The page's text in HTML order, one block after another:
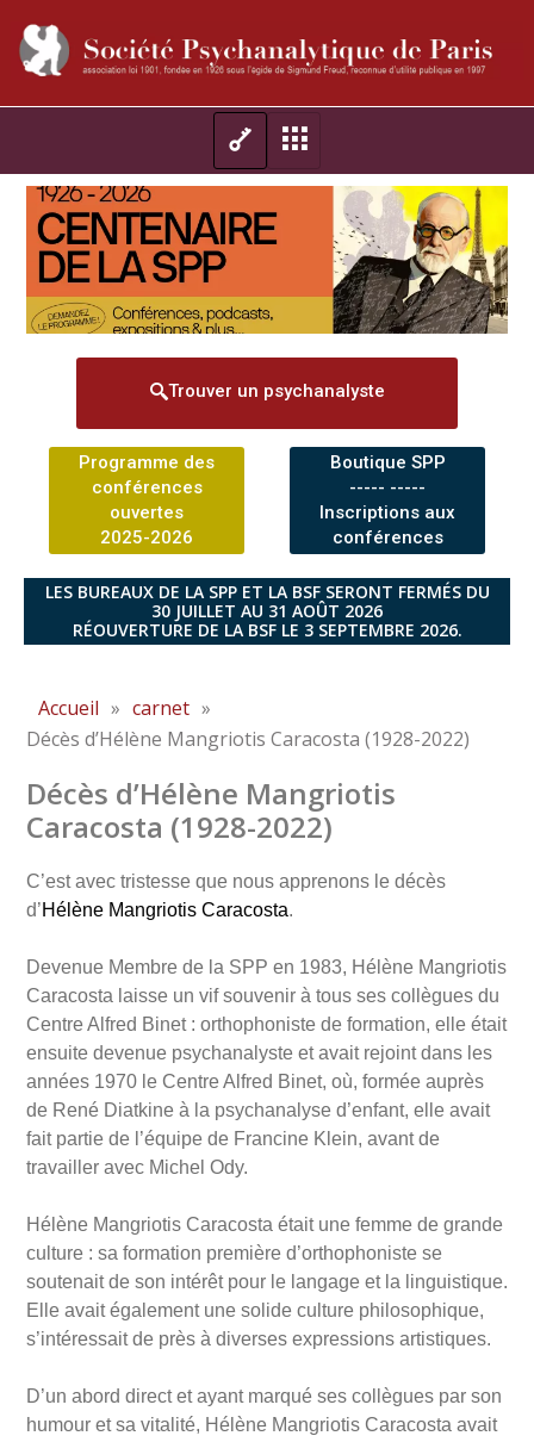
Trouver un psychanalyste
Programme des
conférences
ouvertes
2025-2026
Boutique SPP
----- -----
Inscriptions aux
conférences
LES BUREAUX DE LA SPP ET LA BSF SERONT FERMÉS DU
30 JUILLET AU 31 AOÛT 2026
RÉOUVERTURE DE LA BSF LE 3 SEPTEMBRE 2026.
Accueil » carnet »
Décès d’Hélène Mangriotis Caracosta (1928-2022)
Décès d’Hélène Mangriotis
Caracosta (1928-2022)
C’est avec tristesse que nous apprenons le décès
d’Hélène Mangriotis Caracosta.
Devenue Membre de la SPP en 1983, Hélène Mangriotis
Caracosta laisse un vif souvenir à tous ses collègues du
Centre Alfred Binet : orthophoniste de formation, elle était
ensuite devenue psychanalyste et avait rejoint dans les
années 1970 le Centre Alfred Binet, où, formée auprès
de René Diatkine à la psychanalyse d’enfant, elle avait
fait partie de l’équipe de Francine Klein, avant de
travailler avec Michel Ody.
Hélène Mangriotis Caracosta était une femme de grande
culture : sa formation première d’orthophoniste se
soutenait de son intérêt pour le langage et la linguistique.
Elle avait également une solide culture philosophique,
s’intéressait de près à diverses expressions artistiques.
D’un abord direct et ayant marqué ses collègues par son
humour et sa vitalité, Hélène Mangriotis Caracosta avait